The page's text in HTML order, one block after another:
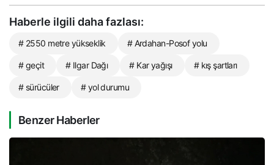
Haberle ilgili daha fazlası:
# 2550 metre yükseklik # Ardahan-Posof yolu
# geçit # Ilgar Dağı # Kar yağışı # kış şartları
# sürücüler # yol durumu
Benzer Haberler